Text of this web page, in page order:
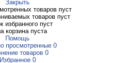
Закрыть
товаров пуст
товаров пуст
избранного пуст
корзина пуста
Помощь
просмотренные 0
товаров 0
Избранное 0